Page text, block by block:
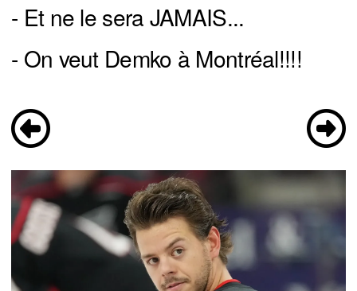
- Et ne le sera JAMAIS...
- On veut Demko à Montréal!!!!